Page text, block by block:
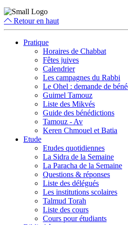
Retour en haut
Pratique
Horaires de Chabbat
Fêtes juives
Calendrier
Les campagnes du Rabbi
Le Ohel : demande de
Guimel Tamouz
Liste des Mikvés
Guide des bénédictions
Tamouz - Av
Keren Chmouel et Batia
Etude
Etudes quotidiennes
La Sidra de la Semaine
La Paracha de la Semaine
Questions & réponses
Liste des délégués
Les institutions scolaires
Talmud Torah
Liste des cours
Cours pour étudiants